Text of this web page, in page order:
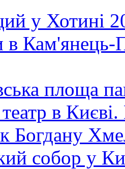
у Хотині
в Кам'янець-
площа
в
Богдану
собор у